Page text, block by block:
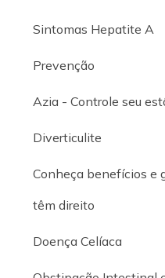
Sintomas Hepatite A
Prevenção
Azia - Controle seu
Diverticulite
Conheça benefícios e
têm direito
Doença Celíaca